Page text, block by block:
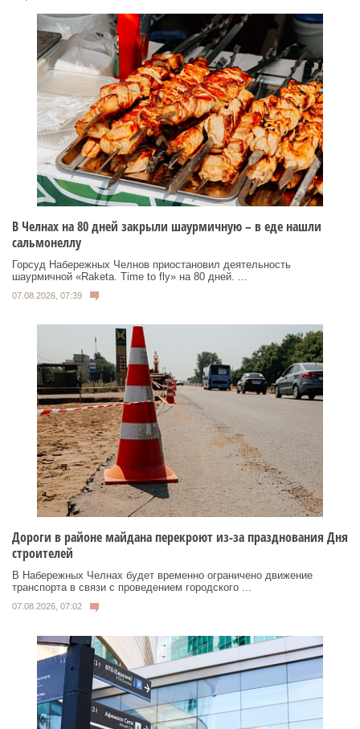
В Челнах на 80 дней закрыли шаурмичную – в еде нашли
сальмонеллу
Горсуд Набережных Челнов приостановил деятельность
шаурмичной «Raketa. Time to fly» на 80 дней. ...
07.08.2026, 07:39
Дороги в районе майдана перекроют из-за празднования Дня
строителей
В Набережных Челнах будет временно ограничено движение
транспорта в связи с проведением городского ...
07.08.2026, 07:02